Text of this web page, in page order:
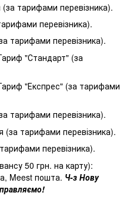
тарифами перевізника).
перевізника).
тарифами перевізника).
"Стандарт" (за
"Експрес" (за тарифами
тарифами перевізника).
(за тарифами перевізника).
перевізника).
50 грн. на карту):
Meest пошта. Ч-з Нову